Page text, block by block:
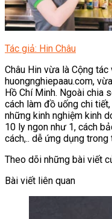
Tác giả: Hin Châu
Châu Hin vừa là Cộng
huongnghiepaau.com,
Hồ Chí Minh. Ngoài chia
cách làm đồ uống chi
những kinh nghiệm kinh
10 ly ngon như 1, cách
cách,.. dễ ứng dụng trong
Theo dõi những bài viết
Bài viết liên quan